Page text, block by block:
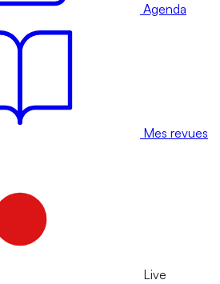
Agenda
Mes revues
Live